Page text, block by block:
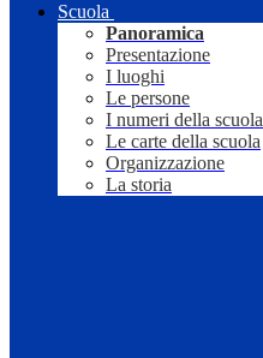
Scuola
Panoramica
Presentazione
I luoghi
Le persone
I numeri della scuola
Le carte della scuola
Organizzazione
La storia